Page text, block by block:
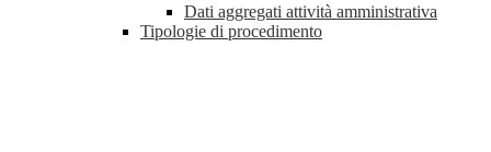
Dati aggregati attività amministrativa
Tipologie di procedimento